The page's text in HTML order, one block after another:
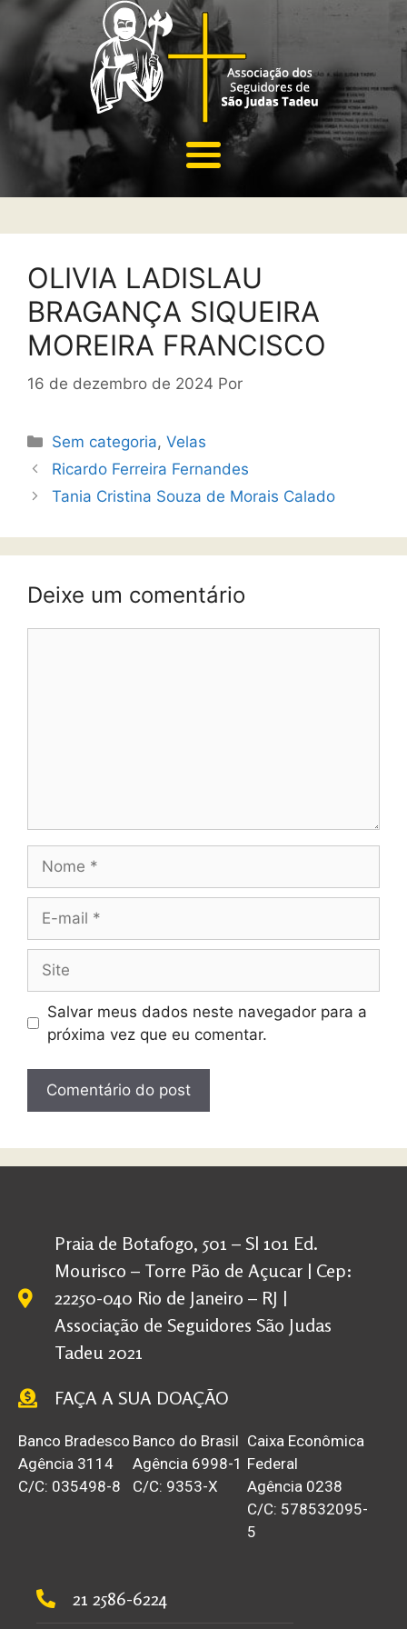
OLIVIA LADISLAU
BRAGANÇA SIQUEIRA
MOREIRA FRANCISCO
16 de dezembro de 2024 Por
Sem categoria,Velas
Ricardo Ferreira Fernandes
Tania Cristina Souza de Morais Calado
Deixe um comentário
Salvar meus dados neste navegador para a
próxima vez que eu comentar.
Praia de Botafogo, 501 – Sl 101 Ed.
Mourisco – Torre Pão de Açucar | Cep:
22250-040 Rio de Janeiro – RJ |
Associação de Seguidores São Judas
Tadeu 2021
FAÇA A SUA DOAÇÃO
Banco Bradesco
Agência 3114
C/C: 035498-8
Banco do Brasil
Agência 6998-1
C/C: 9353-X
Caixa Econômica
Federal
Agência 0238
C/C: 578532095-
5
21 2586-6224